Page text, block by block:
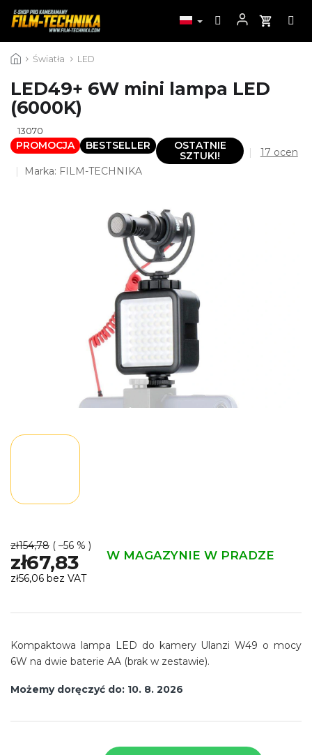
do
Światła LED
LED49+ 6W mini lampa LED
(6000K)
13070
PROMOCJA BESTSELLER
OSTATNIE
SZTUKI!
Średnia
17 ocen
Marka: FILM-TECHNIKA
zł154,78 ( –56 % )
zł67,83 W MAGAZYNIE W PRADZE
zł56,06 bez VAT
jednostkowa:
Możemy doręczyć do: 10. 8. 2026
Kompaktowa lampa LED do kamery Ulanzi W49 o mocy
6W na dwie baterie AA (brak w zestawie).